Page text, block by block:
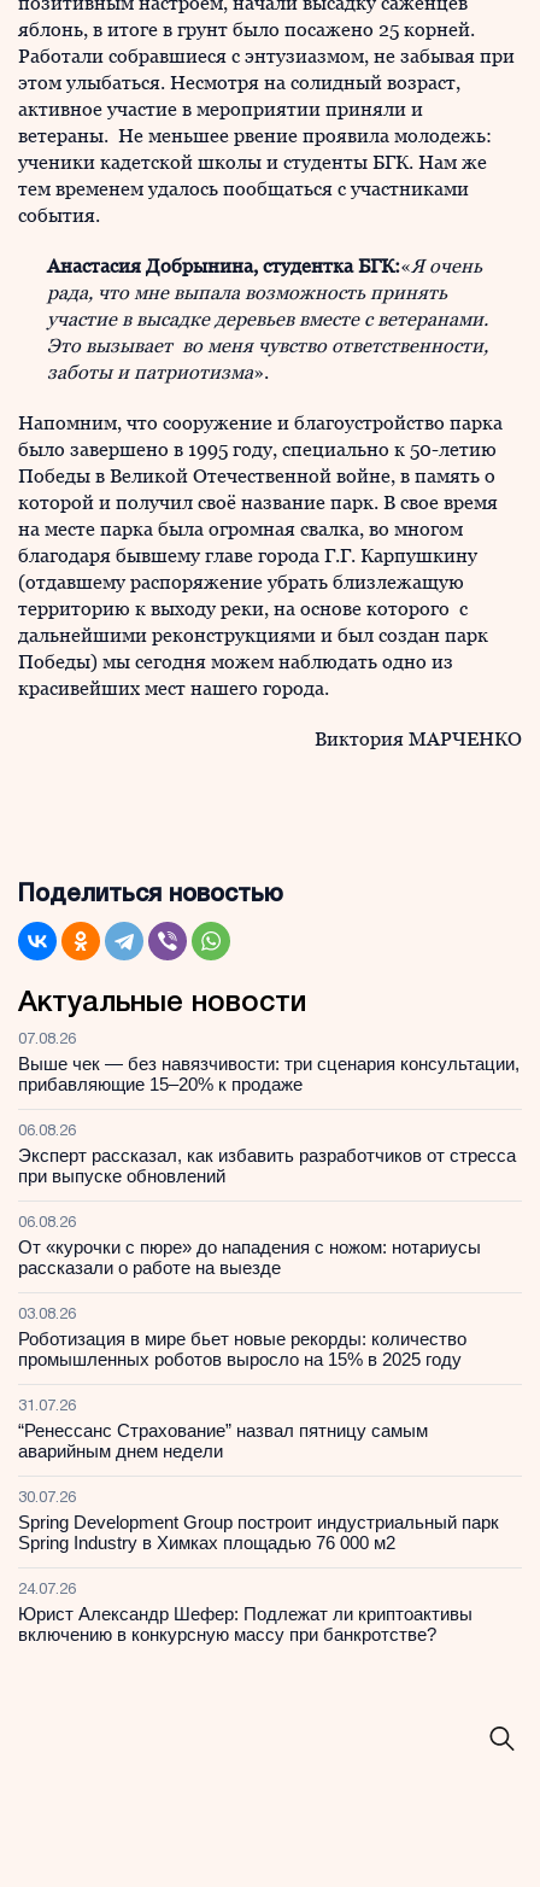
яблонь, в итоге в грунт было посажено 25 корней.
Работали собравшиеся с энтузиазмом, не забывая при
этом улыбаться. Несмотря на солидный возраст,
активное участие в мероприятии приняли и
ветераны. Не меньшее рвение проявила молодежь:
ученики кадетской школы и студенты БГК. Нам же
тем временем удалось пообщаться с участниками
события.
Анастасия Добрынина, студентка БГК:«Я очень
рада, что мне выпала возможность принять
участие в высадке деревьев вместе с ветеранами.
Это вызывает во меня чувство ответственности,
заботы и патриотизма».
Напомним, что сооружение и благоустройство парка
было завершено в 1995 году, специально к 50-летию
Победы в Великой Отечественной войне, в память о
которой и получил своё название парк. В свое время
на месте парка была огромная свалка, во многом
благодаря бывшему главе города Г.Г. Карпушкину
(отдавшему распоряжение убрать близлежащую
территорию к выходу реки, на основе которого с
дальнейшими реконструкциями и был создан парк
Победы) мы сегодня можем наблюдать одно из
красивейших мест нашего города.
Виктория МАРЧЕНКО
Поделиться новостью
Актуальные новости
07.08.26
Выше чек — без навязчивости: три сценария консультации,
прибавляющие 15–20% к продаже
06.08.26
Эксперт рассказал, как избавить разработчиков от стресса
при выпуске обновлений
06.08.26
От «курочки с пюре» до нападения с ножом: нотариусы
рассказали о работе на выезде
03.08.26
Роботизация в мире бьет новые рекорды: количество
промышленных роботов выросло на 15% в 2025 году
31.07.26
“Ренессанс Страхование” назвал пятницу самым
аварийным днем недели
30.07.26
Spring Development Group построит индустриальный парк
Spring Industry в Химках площадью 76 000 м2
24.07.26
Юрист Александр Шефер: Подлежат ли криптоактивы
включению в конкурсную массу при банкротстве?